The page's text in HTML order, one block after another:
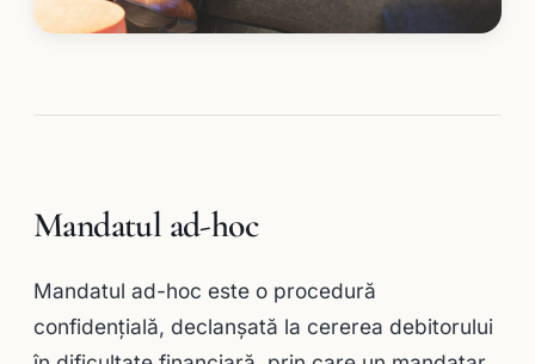
Mandatul ad-hoc
Mandatul ad-hoc este o procedură
confidenţială, declanşată la cererea debitorului